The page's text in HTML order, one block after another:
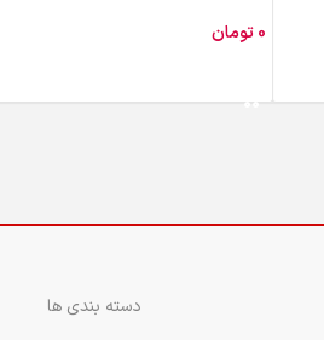
تومان
دسته بندی ها